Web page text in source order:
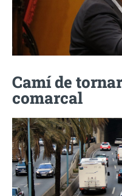
Camí de
comarcal